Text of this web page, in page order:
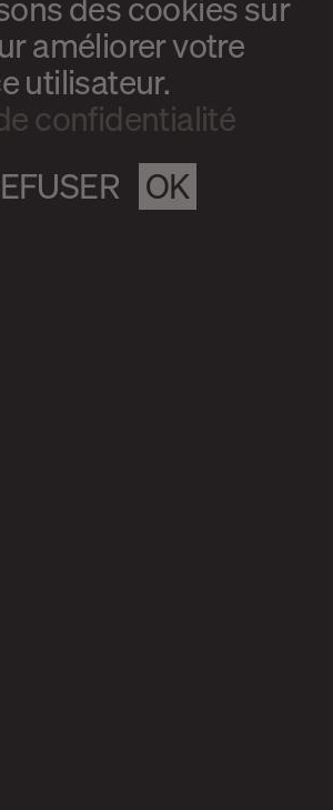
améliorer votre
utilisateur.
confidentialité
OK